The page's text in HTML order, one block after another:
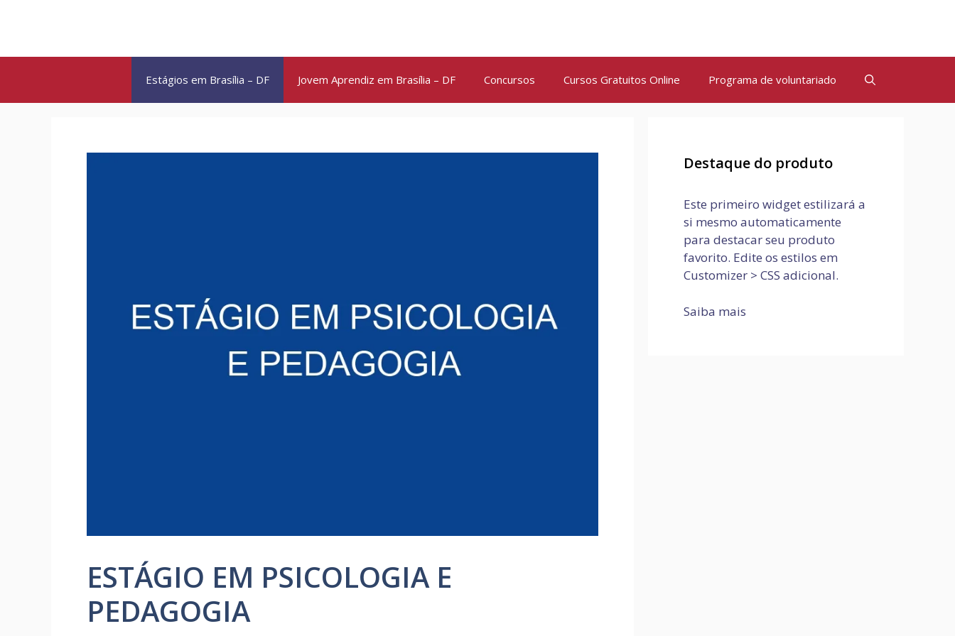
conteúdo
Estágios em Brasília – DF Jovem Aprendiz em Brasília – DF Concursos Cursos Gratuitos Online Programa de voluntariado
ESTÁGIO EM PSICOLOGIA E
PEDAGOGIA
Destaque do produto
Este primeiro widget estilizará a
si mesmo automaticamente
para destacar seu produto
favorito. Edite os estilos em
Customizer > CSS adicional.
Saiba mais